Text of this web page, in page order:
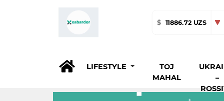
$ 11886.72 UZS
LIFESTYLE
TOJ
MAHAL
–